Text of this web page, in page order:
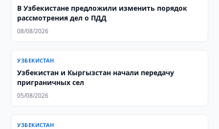
В Узбекистане предложили изменить порядок
рассмотрения дел о ПДД
08/08/2026
УЗБЕКИСТАН
Узбекистан и Кыргызстан начали передачу
приграничных сел
05/08/2026
УЗБЕКИСТАН